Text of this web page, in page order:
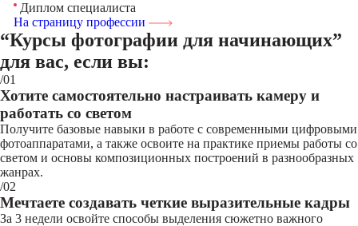
Диплом специалиста
На страницу профессии
“Курсы фотографии для начинающих”
для вас, если вы:
/01
Хотите самостоятельно настраивать камеру и
работать со светом
Получите базовые навыки в работе с современными цифровыми
фотоаппаратами, а также освоите на практике приемы работы со
светом и основы композиционных построений в разнообразных
жанрах.
/02
Мечтаете создавать четкие выразительные кадры
За 3 недели освойте способы выделения сюжетно важного